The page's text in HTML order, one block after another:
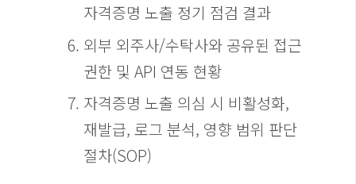
자격증명 노출 정기 점검 결과
외부 외주사/수탁사와 공유된 접근
권한 및 API 연동 현황
자격증명 노출 의심 시 비활성화,
재발급, 로그 분석, 영향 범위 판단
절차(SOP)